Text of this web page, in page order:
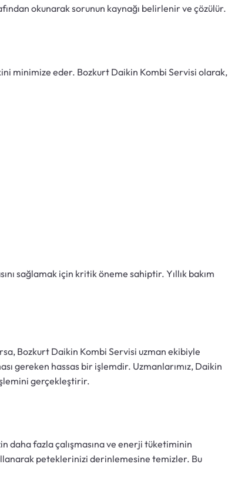
okunarak sorunun kaynağı belirlenir ve çözülür.
minimize eder. Bozkurt Daikin Kombi Servisi olarak,
sağlamak için kritik öneme sahiptir. Yıllık bakım
Bozkurt Daikin Kombi Servisi uzman ekibiyle
gereken hassas bir işlemdir. Uzmanlarımız, Daikin
gerçekleştirir.
daha fazla çalışmasına ve enerji tüketiminin
peteklerinizi derinlemesine temizler. Bu